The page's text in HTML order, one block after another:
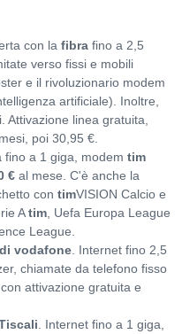
con la fibra fino a 2,5
verso fissi e mobili
e il rivoluzionario modem
artificiale). Inoltre,
Attivazione linea gratuita,
poi 30,95 €.
fino a 1 giga, modem tim
€ al mese. C'è anche la
con timVISION Calcio e
Atim , Uefa Europa League
League.
vodafone . Internet fino 2,5
chiamate da telefono fisso
attivazione gratuita e
. Internet fino a 1 giga,